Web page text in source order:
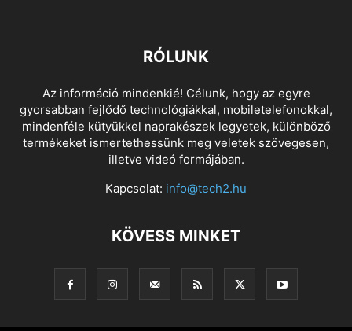
RÓLUNK
Az információ mindenkié! Célunk, hogy az egyre
gyorsabban fejlődő technológiákkal, mobiletelefonokkal,
mindenféle kütyükkel naprakészek legyetek, különböző
termékeket ismertethessünk meg veletek szövegesen,
illetve videó formájában.
Kapcsolat: info@tech2.hu
KÖVESS MINKET